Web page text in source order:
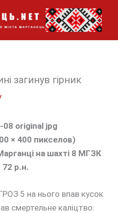
загинув гірник
на шахті 8 МГЗК
72 р.н.
5 на нього впав кусок
смертельне каліцтво.